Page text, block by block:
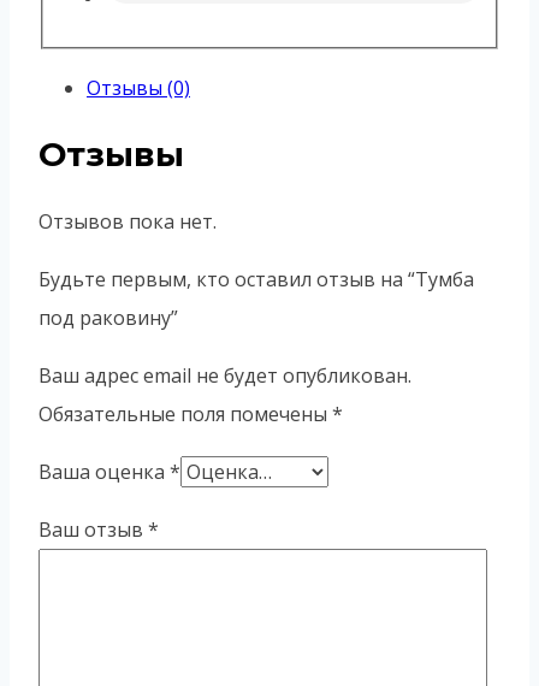
Отзывы (0)
Отзывы
Отзывов пока нет.
Будьте первым, кто оставил отзыв на “Тумба
под раковину”
Ваш адрес email не будет опубликован.
Обязательные поля помечены *
Ваша оценка *
Ваш отзыв *